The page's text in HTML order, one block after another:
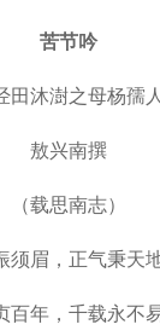
苦节吟
田沐澍之母杨孺
敖兴南撰
（载思南志）
须眉，正气秉天
百年，千载永不